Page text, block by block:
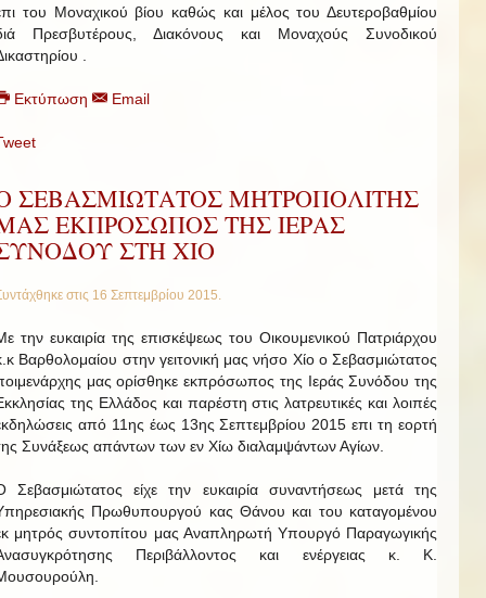
του Μοναχικού βίου καθώς και μέλος του Δευτεροβαθμίου
Πρεσβυτέρους, Διακόνους και Μοναχούς Συνοδικού
.
Εκτύπωση Email
ΣΕΒΑΣΜΙΩΤΑΤΟΣ ΜΗΤΡΟΠΟΛΙΤΗΣ
ΕΚΠΡΟΣΩΠΟΣ ΤΗΣ ΙΕΡΑΣ
ΣΤΗ ΧΙΟ
στις 16 Σεπτεμβρίου 2015
την ευκαιρία της επισκέψεως του Οικουμενικού Πατριάρχου
Βαρθολομαίου στην γειτονική μας νήσο Χίο ο Σεβασμιώτατος
μας ορίσθηκε εκπρόσωπος της Ιεράς Συνόδου της
της Ελλάδος και παρέστη στις λατρευτικές και λοιπές
από 11ης έως 13ης Σεπτεμβρίου 2015 επι τη εορτή
Συνάξεως απάντων των εν Χίω διαλαμψάντων Αγίων.
Σεβασμιώτατος είχε την ευκαιρία συναντήσεως μετά της
Πρωθυπουργού κας Θάνου και του καταγομένου
μητρός συντοπίτου μας Αναπληρωτή Υπουργό Παραγωγικής
Περιβάλλοντος και ενέργειας κ. Κ.